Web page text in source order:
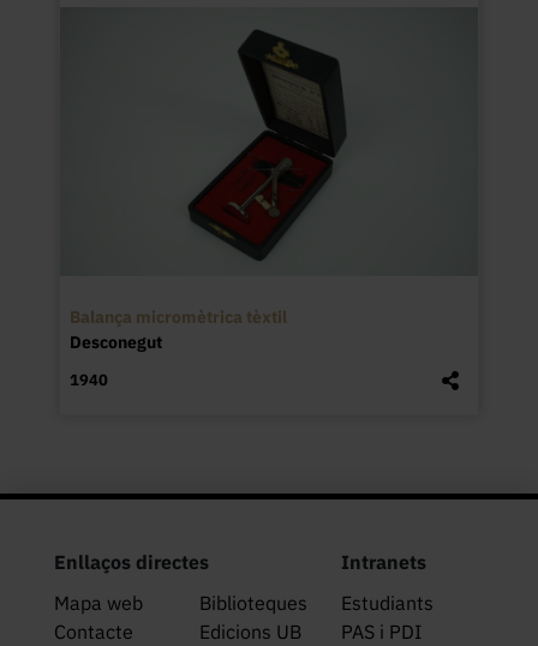
Balança micromètrica tèxtil
Desconegut
1940
Enllaços directes
Mapa web
Biblioteques
Contacte
Edicions UB
Intranets
Estudiants
PAS i PDI